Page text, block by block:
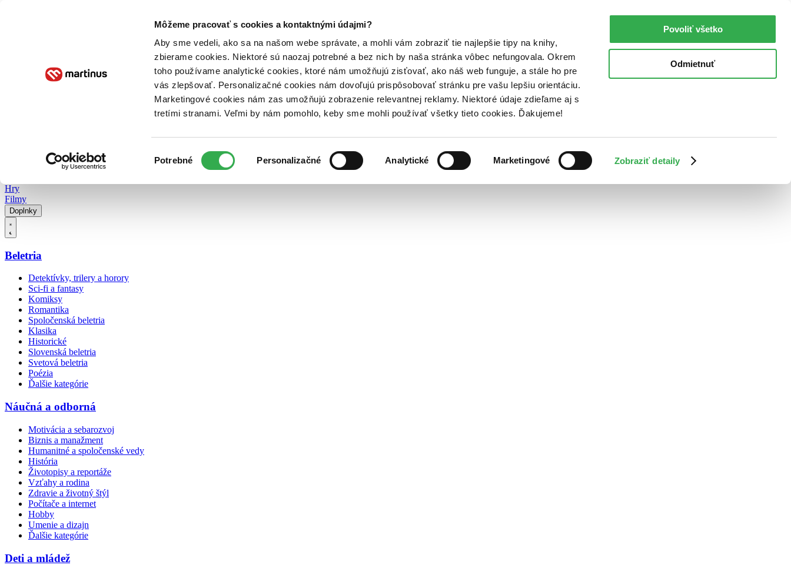
Môžeme pracovať s cookies a kontaktnými údajmi?
Aby sme vedeli, ako sa na našom webe správate, a mohli vám zobraziť tie najlepšie tipy na knihy,
zbierame cookies. Niektoré sú naozaj potrebné a bez nich by naša stránka vôbec nefungovala. Okrem
toho používame analytické cookies, ktoré nám umožňujú zisťovať, ako náš web funguje, a stále ho pre
vás zlepšovať. Personalizačné cookies nám dovoľujú prispôsobovať stránku pre vašu lepšiu orientáciu.
Marketingové cookies nám zas umožňujú zobrazenie relevantnej reklamy. Niektoré údaje zdieľame aj s
tretími stranami. Veľmi by nám pomohlo, keby sme mohli používať všetky tieto cookies. Ďakujeme!
súhlasu
Potrebné Personalizačné Analytické Marketingové Zobraziť detaily
Povoliť všetko
Odmietnuť
Poukážky Kontakt
Hry
Filmy
Doplnky
Beletria
Detektívky, trilery a horory
Sci-fi a fantasy
Komiksy
Romantika
Spoločenská beletria
Klasika
Historické
Slovenská beletria
Svetová beletria
Poézia
Ďalšie kategórie
Náučná a odborná
Motivácia a sebarozvoj
Biznis a manažment
Humanitné a spoločenské vedy
História
Životopisy a reportáže
Vzťahy a rodina
Zdravie a životný štýl
Počítače a internet
Hobby
Umenie a dizajn
Ďalšie kategórie
Deti a mládež